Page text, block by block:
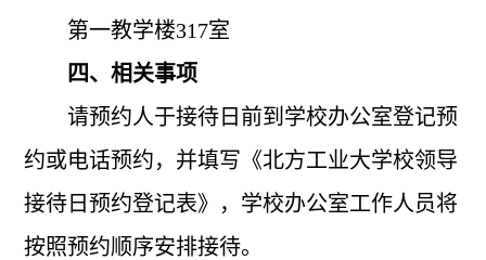
第一教学楼317室
四、相关事项
请预约人于接待日前到学校办公室登记预
约或电话预约，并填写《北方工业大学校领导
接待日预约登记表》，学校办公室工作人员将
按照预约顺序安排接待。